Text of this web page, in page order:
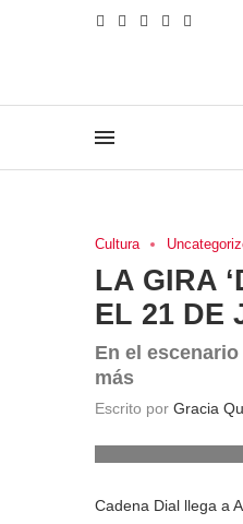
Cultura
LA GIRA
EL 21 DE
En el
más
Escrito por Gracia
Cadena Dial llega a